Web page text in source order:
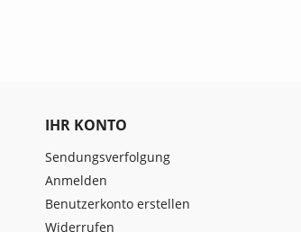
IHR KONTO
Sendungsverfolgung
Anmelden
Benutzerkonto erstellen
Widerrufen